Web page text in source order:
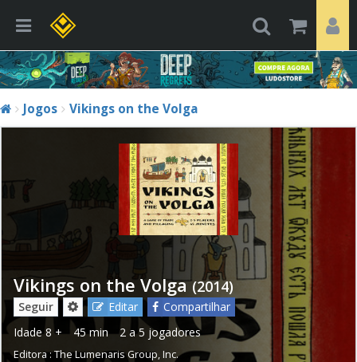
Jogos Vikings on the Volga
Vikings on the Volga (2014)
Seguir Editar
Compartilhar
Idade8 + 45 min 2 a 5 jogadores
Editora :The Lumenaris Group, Inc.